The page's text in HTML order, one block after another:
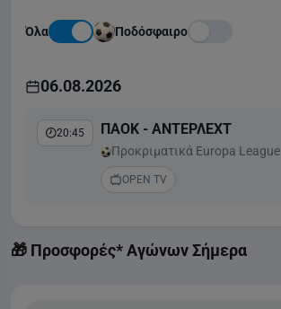
Όλα Ποδόσφαιρο
06.08.2026
20:45 ΠΑΟΚ - ΑΝΤΕΡΛΕΧΤ
Προκριματικά Europa League
OPEN TV
🎁 Προσφορές* Αγώνων Σήμερα